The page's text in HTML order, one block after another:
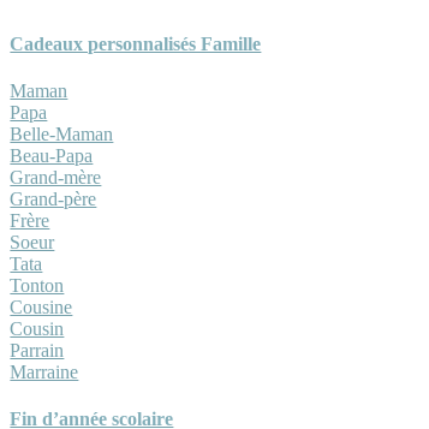
Cadeaux personnalisés Famille
Maman
Papa
Belle-Maman
Beau-Papa
Grand-mère
Grand-père
Frère
Soeur
Tata
Tonton
Cousine
Cousin
Parrain
Marraine
Fin d’année scolaire